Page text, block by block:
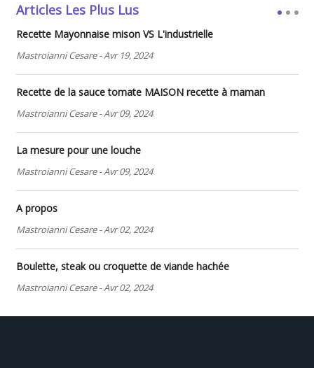
Articles Les Plus Lus
Recette Mayonnaise mison VS L'industrielle
Mastroianni Cesare-Avr 19, 2024
Recette de la sauce tomate MAISON recette à maman
Mastroianni Cesare-Avr 09, 2024
La mesure pour une louche
Mastroianni Cesare-Avr 09, 2024
A propos
Mastroianni Cesare-Avr 02, 2024
Boulette, steak ou croquette de viande hachée
Mastroianni Cesare-Avr 02, 2024